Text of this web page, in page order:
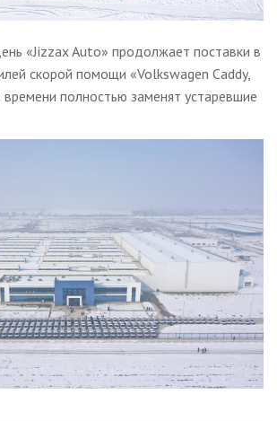
«Jizzax Auto» продолжает поставки в
скорой помощи «Volkswagen Caddy,
полностью заменят устаревшие